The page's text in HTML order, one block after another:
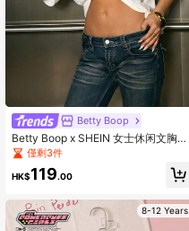
Betty Boop
Betty Boop x SHEIN 女士休闲文胸印
花落肩T恤，夏季
僅剩3件
HK$119.00
8-12 Years